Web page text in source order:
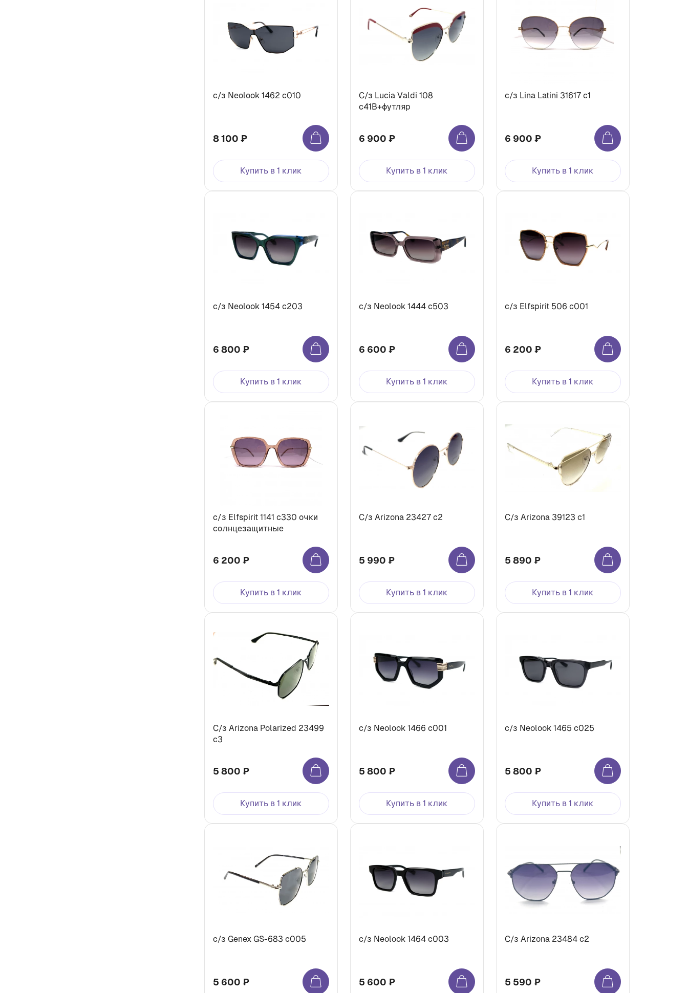
с/з Neolook 1462 с010
8 100 ₽
Купить в 1 клик
С/з Lucia Valdi 108
с41В+футляр
6 900 ₽
Купить в 1 клик
с/з Lina Latini 31617 c1
6 900 ₽
Купить в 1 клик
с/з Neolook 1454 с203
6 800 ₽
Купить в 1 клик
с/з Neolook 1444 с503
6 600 ₽
Купить в 1 клик
с/з Elfspirit 506 c001
6 200 ₽
Купить в 1 клик
c/з Elfspirit 1141 с330 очки
солнцезащитные
6 200 ₽
Купить в 1 клик
С/з Arizona 23427 c2
5 990 ₽
Купить в 1 клик
С/з Arizona 39123 c1
5 890 ₽
Купить в 1 клик
С/з Arizona Polarized 23499
c3
5 800 ₽
Купить в 1 клик
с/з Neolook 1466 с001
5 800 ₽
Купить в 1 клик
с/з Neolook 1465 с025
5 800 ₽
Купить в 1 клик
с/з Genex GS-683 с005
5 600 ₽
с/з Neolook 1464 с003
5 600 ₽
С/з Arizona 23484 c2
5 590 ₽